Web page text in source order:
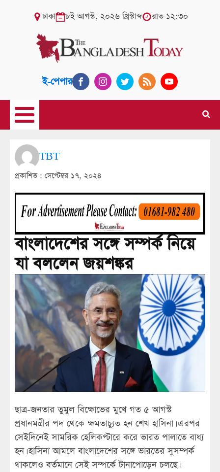
ঢাকা ৮ই আগস্ট, ২০২৬ খ্রিস্টাব্দ রাত ১২:৩০
ই-পেপার
TBT
প্রকাশিত : সেপ্টেম্বর ১৭, ২০২৪
বাংলাদেশের সঙ্গে সম্পর্ক নিয়ে
যা বললেন জয়শঙ্কর
ছাত্র-জনতার তুমুল বিক্ষোভের মুখে গত ৫ আগস্ট
প্রধানমন্ত্রীর পদ থেকে ক্ষমতাচ্যুত হন শেখ হাসিনা। এরপর
সেইদিনেই সামরিক হেলিকপ্টারে করে ভারত পালাতে বাধ্য
হন। হাসিনা আমলে বাংলাদেশের সঙ্গে ভারতের সুসম্পর্ক
থাকলেও বর্তমানে সেই সম্পর্কে টানাপোড়েন চলছে।